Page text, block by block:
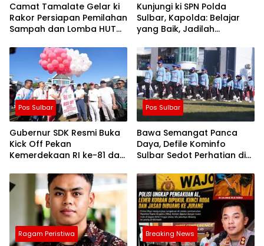
Camat Tamalate Gelar ki
Rakor Persiapan Pemilahan
Sampah dan Lomba HUT
Kunjungi ki SPN Polda
Sulbar, Kapolda: Belajar
yang Baik, Jadilah
Rakyat
Pos Sulbar
Gubernur SDK Resmi Buka
Kick Off Pekan
Kemerdekaan RI ke-81 dan
Pos Sulbar
Bawa Semangat Panca
Daya, Defile Kominfo
Sulbar Sedot Perhatian di
Gubernur
Ragam Peristiwa Breaking News